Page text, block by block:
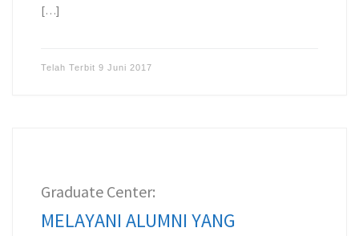
[…]
Telah Terbit 9 Juni 2017
Graduate Center:
MELAYANI ALUMNI YANG